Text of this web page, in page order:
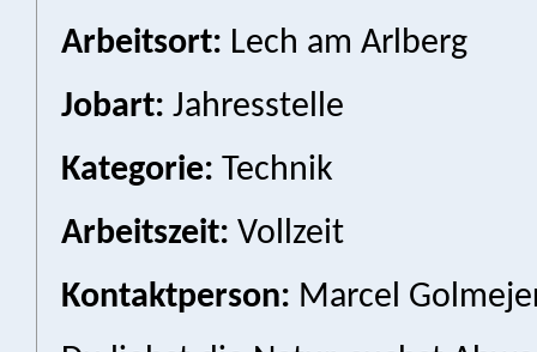
Arbeitsort: Lech am Arlberg
Jobart: Jahresstelle
Kategorie: Technik
Arbeitszeit: Vollzeit
Kontaktperson: Marcel